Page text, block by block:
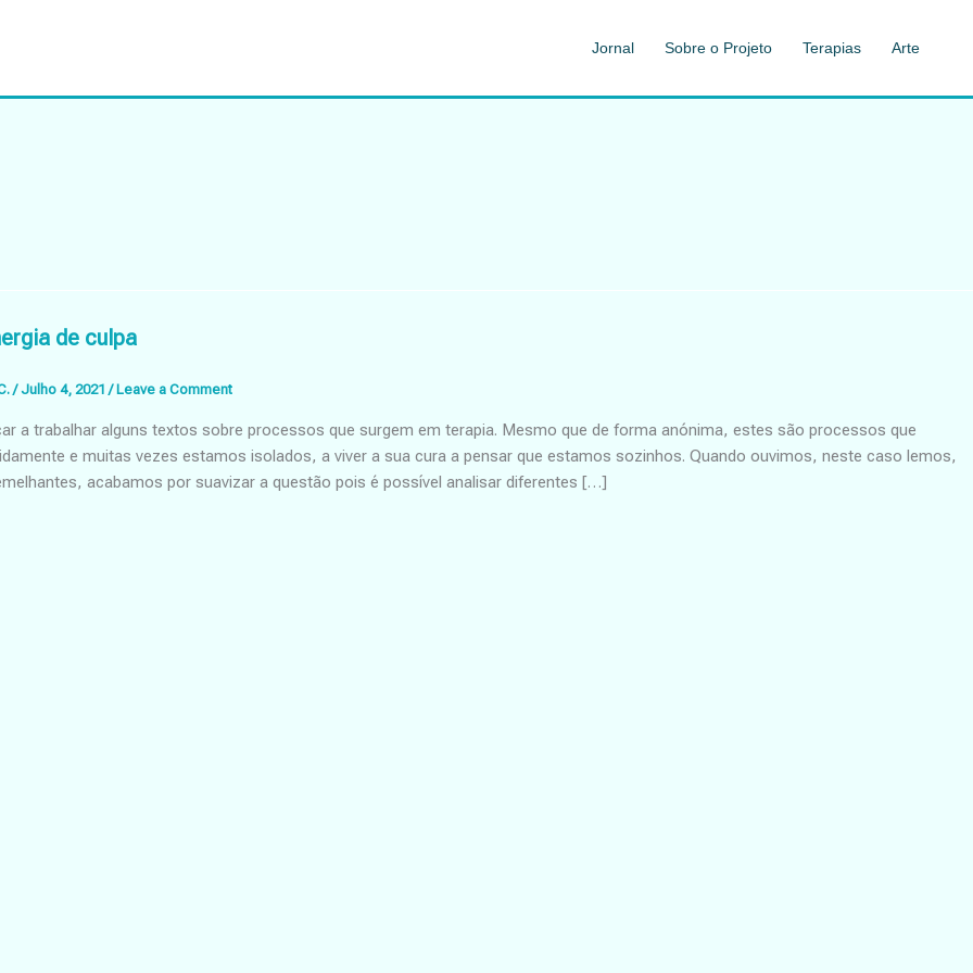
Jornal Sobre o Projeto Terapias Arte
de culpa
/Julho 4, 2021/ Leave a Comment
a trabalhar alguns textos sobre processos que surgem em terapia. Mesmo que de forma anónima, estes são processos que
e muitas vezes estamos isolados, a viver a sua cura a pensar que estamos sozinhos. Quando ouvimos, neste caso lemos,
acabamos por suavizar a questão pois é possível analisar diferentes […]